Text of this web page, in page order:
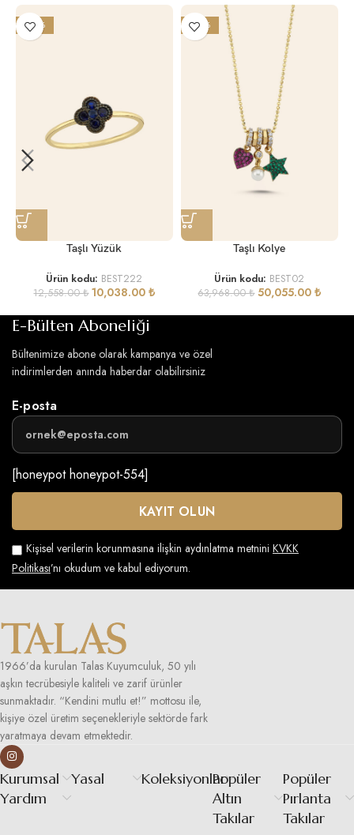
-20%
Taşlı Yüzük
Ürün kodu: BEST222
12,558.00₺ 10,038.00₺
-22%
Taşlı Kolye
Ürün kodu: BEST02
63,968.00₺ 50,055.00₺
E-Bülten Aboneliği
Bültenimize abone olarak kampanya ve özel
indirimlerden anında haberdar olabilirsiniz
E-posta
[honeypot honeypot-554]
Kişisel verilerin korunmasına ilişkin aydınlatma metnini KVKK
Politikası’nı okudum ve kabul ediyorum.
1966’da kurulan Talas Kuyumculuk, 50 yılı
aşkın tecrübesiyle kaliteli ve zarif ürünler
sunmaktadır. “Kendini mutlu et!” mottosu ile,
kişiye özel üretim seçenekleriyle sektörde fark
yaratmaya devam etmektedir.
Kurumsal
Yardım
Yasal KoleksiyonlarPopüler
Altın
Takılar
Popüler
Pırlanta
Takılar